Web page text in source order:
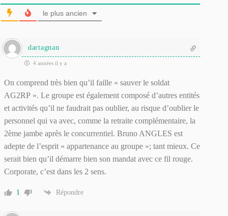
le plus ancien
dartagnan
4 années il y a
On comprend très bien qu’il faille « sauver le soldat
AG2RP ». Le groupe est également composé d’autres entités
et activités qu’il ne faudrait pas oublier, au risque d’oublier le
personnel qui va avec, comme la retraite complémentaire, la
2ème jambe après le concurrentiel. Bruno ANGLES est
adepte de l’esprit « appartenance au groupe »; tant mieux. Ce
serait bien qu’il démarre bien son mandat avec ce fil rouge.
Corporate, c’est dans les 2 sens.
1 Répondre